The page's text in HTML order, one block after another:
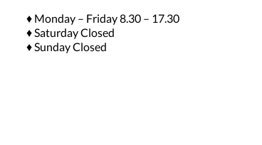
♦ Monday – Friday 8.30 – 17.30
♦ Saturday Closed
♦ Sunday Closed